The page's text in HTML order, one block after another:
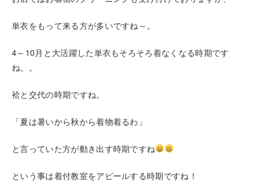
単衣をもって来る方が多いですね～。
4～10月と大活躍した単衣もそろそろ着なくなる時期です
ね。。
袷と交代の時期ですね。
「夏は暑いから秋から着物着るわ」
と言っていた方が動き出す時期ですね
という事は着付教室をアピールする時期ですね！